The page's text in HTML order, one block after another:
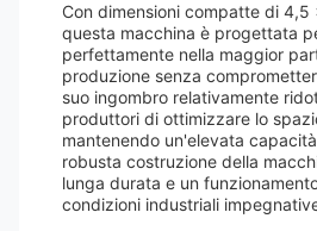
Con dimensioni compatte di
questa macchina è progettata
perfettamente nella maggior
produzione senza
suo ingombro relativamente
produttori di ottimizzare lo
mantenendo un'elevata
robusta costruzione della
lunga durata e un
condizioni industriali